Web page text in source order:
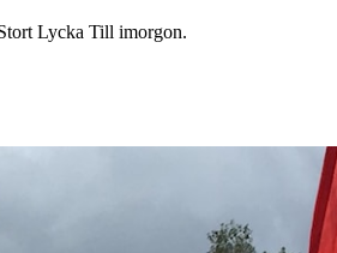
Lycka Till imorgon.